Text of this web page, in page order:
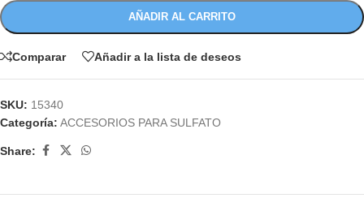
AÑADIR AL CARRITO
Comparar Añadir a la lista de deseos
SKU: 15340
Categoría: ACCESORIOS PARA SULFATO
Share: